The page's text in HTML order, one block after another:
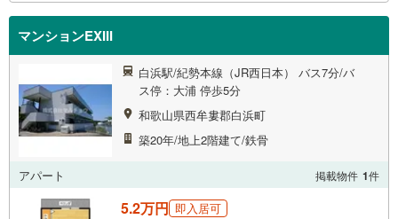
マンションEXIII
白浜駅/紀勢本線（JR西日本） バス7分/バ
ス停：大浦 停歩5分
和歌山県西牟婁郡白浜町
築20年/地上2階建て/鉄骨
アパート 掲載物件 1件
5.2万円 即入居可